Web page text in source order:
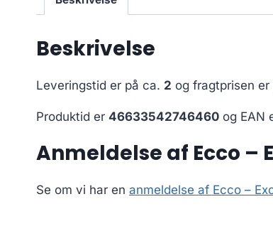
Beskrivelse
Leveringstid er på ca. 2 og fragtprisen er
Produktid er 46633542746460 og EAN
Anmeldelse af Ecco –
Se om vi har en anmeldelse af Ecco –